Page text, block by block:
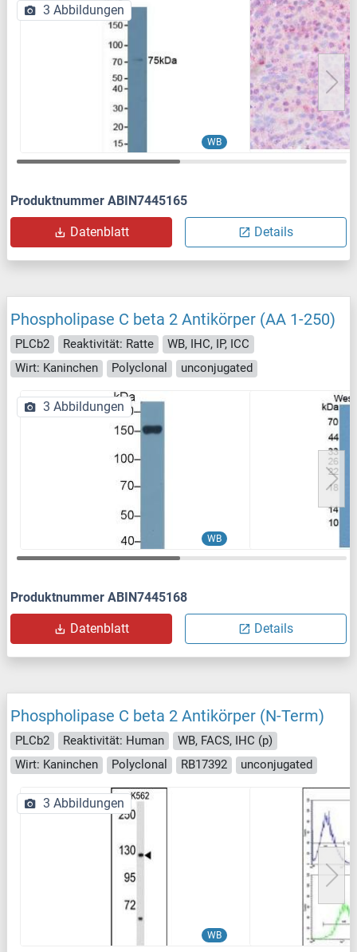
WB
3 Abbildungen
Produktnummer ABIN7445165
Datenblatt Details
Phospholipase C beta 2 Antikörper (AA 1-250)
PLCb2 Reaktivität: Ratte
WB, IHC, IP, ICC
Wirt: Kaninchen
Polyclonal unconjugated
WB
3 Abbildungen
Produktnummer ABIN7445168
Datenblatt Details
Phospholipase C beta 2 Antikörper (N-Term)
PLCb2 Reaktivität: Human
WB, FACS, IHC (p)
Wirt: Kaninchen
Polyclonal RB17392 unconjugated
WB
3 Abbildungen